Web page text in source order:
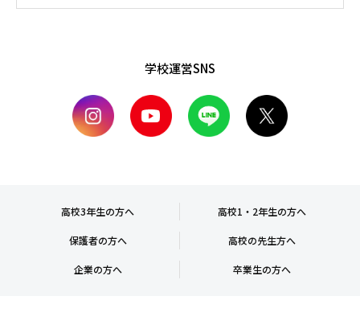
学校運営SNS
高校3年生の方へ 高校1・2年生の方へ
保護者の方へ 高校の先生方へ
企業の方へ 卒業生の方へ